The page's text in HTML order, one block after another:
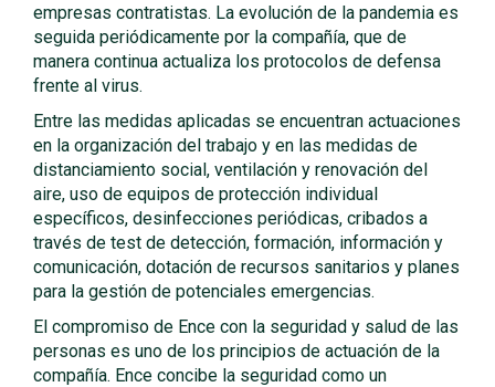
empresas contratistas. La evolución de la pandemia es
seguida periódicamente por la compañía, que de
manera continua actualiza los protocolos de defensa
frente al virus.
Entre las medidas aplicadas se encuentran actuaciones
en la organización del trabajo y en las medidas de
distanciamiento social, ventilación y renovación del
aire, uso de equipos de protección individual
específicos, desinfecciones periódicas, cribados a
través de test de detección, formación, información y
comunicación, dotación de recursos sanitarios y planes
para la gestión de potenciales emergencias.
El compromiso de Ence con la seguridad y salud de las
personas es uno de los principios de actuación de la
compañía. Ence concibe la seguridad como un